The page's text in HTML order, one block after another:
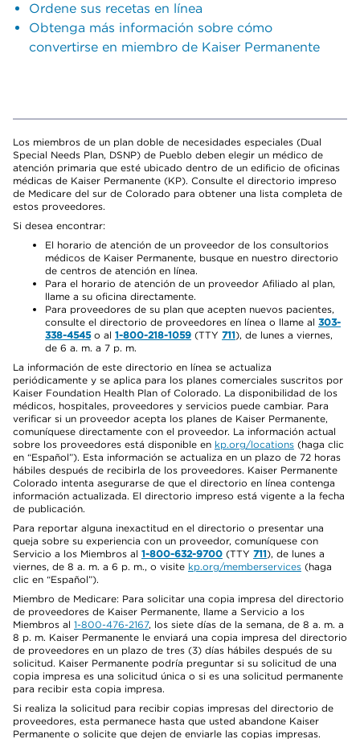
Ordene sus recetas en línea
Obtenga más información sobre cómo
convertirse en miembro de Kaiser Permanente
Los miembros de un plan doble de necesidades especiales (Dual
Special Needs Plan, DSNP) de Pueblo deben elegir un médico de
atención primaria que esté ubicado dentro de un edificio de oficinas
médicas de Kaiser Permanente (KP). Consulte el directorio impreso
de Medicare del sur de Colorado para obtener una lista completa de
estos proveedores.
Si desea encontrar:
El horario de atención de un proveedor de los consultorios
médicos de Kaiser Permanente, busque en nuestro directorio
de centros de atención en línea.
Para el horario de atención de un proveedor Afiliado al plan,
llame a su oficina directamente.
Para proveedores de su plan que acepten nuevos pacientes,
consulte el directorio de proveedores en línea o llame al 303-
338-4545o al 1-800-218-1059 (TTY 711), de lunes a viernes,
de 6 a. m. a 7 p. m.
La información de este directorio en línea se actualiza
periódicamente y se aplica para los planes comerciales suscritos por
Kaiser Foundation Health Plan of Colorado. La disponibilidad de los
médicos, hospitales, proveedores y servicios puede cambiar. Para
verificar si un proveedor acepta los planes de Kaiser Permanente,
comuníquese directamente con el proveedor. La información actual
sobre los proveedores está disponible en kp.org/locations (haga clic
en “Español”). Esta información se actualiza en un plazo de 72 horas
hábiles después de recibirla de los proveedores. Kaiser Permanente
Colorado intenta asegurarse de que el directorio en línea contenga
información actualizada. El directorio impreso está vigente a la fecha
de publicación.
Para reportar alguna inexactitud en el directorio o presentar una
queja sobre su experiencia con un proveedor, comuníquese con
Servicio a los Miembros al 1-800-632-9700 (TTY 711), de lunes a
viernes, de 8 a. m. a 6 p. m., o visite kp.org/memberservices (haga
clic en “Español”).
Miembro de Medicare: Para solicitar una copia impresa del directorio
de proveedores de Kaiser Permanente, llame a Servicio a los
Miembros al 1-800-476-2167, los siete días de la semana, de 8 a. m. a
8 p. m. Kaiser Permanente le enviará una copia impresa del directorio
de proveedores en un plazo de tres (3) días hábiles después de su
solicitud. Kaiser Permanente podría preguntar si su solicitud de una
copia impresa es una solicitud única o si es una solicitud permanente
para recibir esta copia impresa.
Si realiza la solicitud para recibir copias impresas del directorio de
proveedores, esta permanece hasta que usted abandone Kaiser
Permanente o solicite que dejen de enviarle las copias impresas.